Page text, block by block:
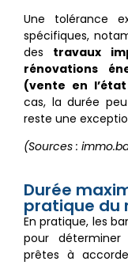
Une tolérance
spécifiques,
des travaux
rénovations
(vente en
cas, la durée
reste une
(Sources :
Durée
pratique du
En pratique, les
pour
prêtes à